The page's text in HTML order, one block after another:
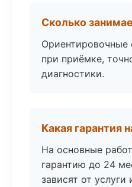
Сколько
при приёмке,
диагностики.
Какая гарантия
На основные
гарантию до 24
зависят от услуги